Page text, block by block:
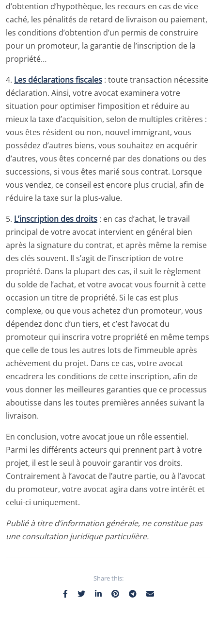
d’obtention d’hypothèque, les recours en cas de vice
caché, les pénalités de retard de livraison ou paiement,
les conditions d’obtention d’un permis de construire
pour un promoteur, la garantie de l’inscription de la
propriété…
4. Les déclarations fiscales : toute transaction nécessite
déclaration. Ainsi, votre avocat examinera votre
situation pour optimiser l’imposition et réduire au
mieux la taxe d’acquisition, selon de multiples critères :
vous êtes résident ou non, nouvel immigrant, vous
possédez d’autres biens, vous souhaitez en acquérir
d’autres, vous êtes concerné par des donations ou des
successions, si vous êtes marié sous contrat. Lorsque
vous vendez, ce conseil est encore plus crucial, afin de
réduire la taxe sur la plus-value.
5. L’inscription des droits : en cas d’achat, le travail
principal de votre avocat intervient en général bien
après la signature du contrat, et après même la remise
des clés souvent. Il s’agit de l’inscription de votre
propriété. Dans la plupart des cas, il suit le règlement
du solde de l’achat, et votre avocat vous fournit à cette
occasion un titre de propriété. Si le cas est plus
complexe, ou que vous achetez d’un promoteur, vous
dépendez donc d’un tiers, et c’est l’avocat du
promoteur qui inscrira votre propriété en même temps
que celle de tous les autres lots de l’immeuble après
achèvement du projet. Dans ce cas, votre avocat
encadrera les conditions de cette inscription, afin de
vous donner les meilleures garanties que ce processus
aboutisse dans les toutes premières années suivant la
livraison.
En conclusion, votre avocat joue un rôle essentiel.
Parmi les différents acteurs qui prennent part à votre
projet, il est le seul à pouvoir garantir vos droits.
Contrairement à l’avocat de l’autre partie, ou à l’avocat
du promoteur, votre avocat agira dans votre intérêt et
celui-ci uniquement.
Publié à titre d’information générale, ne constitue pas
une consultation juridique particulière.
Share this: